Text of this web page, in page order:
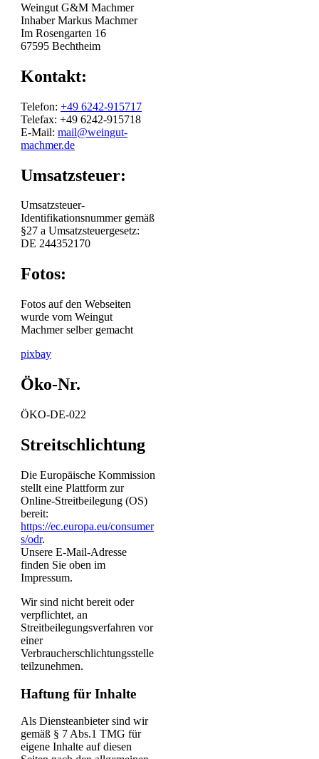
Weingut G&M Machmer
Inhaber Markus Machmer
Im Rosengarten 16
67595 Bechtheim
Kontakt:
Telefon: +49 6242-915717
Telefax: +49 6242-915718
E-Mail: mail@weingut-
machmer.de
Umsatzsteuer:
Umsatzsteuer-
Identifikationsnummer gemäß
§27 a Umsatzsteuergesetz:
DE 244352170
Fotos:
Fotos auf den Webseiten
wurde vom Weingut
Machmer selber gemacht
pixbay
Öko-Nr.
ÖKO-DE-022
Streitschlichtung
Die Europäische Kommission
stellt eine Plattform zur
Online-Streitbeilegung (OS)
bereit:
https://ec.europa.eu/consumer
s/odr.
Unsere E-Mail-Adresse
finden Sie oben im
Impressum.
Wir sind nicht bereit oder
verpflichtet, an
Streitbeilegungsverfahren vor
einer
Verbraucherschlichtungsstelle
teilzunehmen.
Haftung für Inhalte
Als Diensteanbieter sind wir
gemäß § 7 Abs.1 TMG für
eigene Inhalte auf diesen